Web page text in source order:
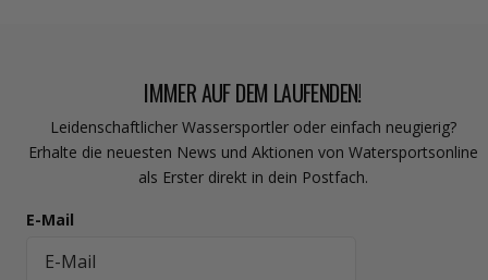
IMMER AUF DEM LAUFENDEN!
Leidenschaftlicher Wassersportler oder einfach neugierig?
Erhalte die neuesten News und Aktionen von Watersportsonline
als Erster direkt in dein Postfach.
E-Mail